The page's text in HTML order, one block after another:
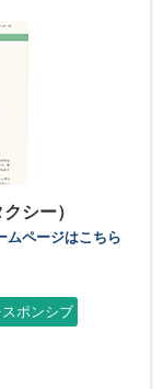
クシー）
ムページはこちら
スポンシブ